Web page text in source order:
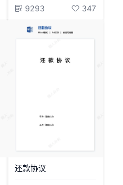
9293 347
还款协议